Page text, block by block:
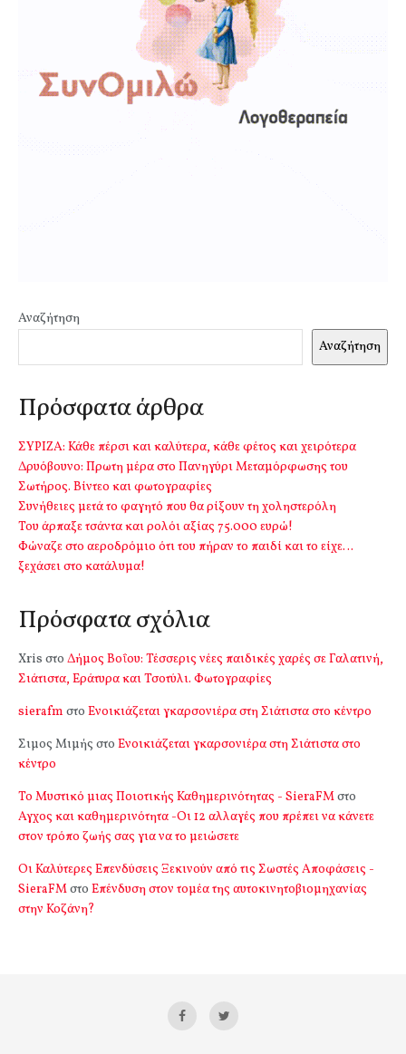
Αναζήτηση
Αναζήτηση
Πρόσφατα άρθρα
ΣΥΡΙΖΑ: Κάθε πέρσι και καλύτερα, κάθε φέτος και χειρότερα
Δρυόβουνο: Πρωτη μέρα στο Πανηγύρι Μεταμόρφωσης του
Σωτήρος. Βίντεο και φωτογραφίες
Συνήθειες μετά το φαγητό που θα ρίξουν τη χοληστερόλη
Του άρπαξε τσάντα και ρολόι αξίας 75.000 ευρώ!
Φώναζε στο αεροδρόμιο ότι του πήραν το παιδί και το είχε…
ξεχάσει στο κατάλυμα!
Πρόσφατα σχόλια
Xris στο Δήμος Βοΐου: Τέσσερις νέες παιδικές χαρές σε Γαλατινή,
Σιάτιστα, Εράτυρα και Τσοτύλι. Φωτογραφίες
sierafm στο Ενοικιάζεται γκαρσονιέρα στη Σιάτιστα στο κέντρο
Σιμος Μιμής στο Ενοικιάζεται γκαρσονιέρα στη Σιάτιστα στο
κέντρο
Το Μυστικό μιας Ποιοτικής Καθημερινότητας - SieraFMστο
Αγχος και καθημερινότητα -Οι 12 αλλαγές που πρέπει να κάνετε
στον τρόπο ζωής σας για να το μειώσετε
Οι Καλύτερες Επενδύσεις Ξεκινούν από τις Σωστές Αποφάσεις -
SieraFMστο Επένδυση στον τομέα της αυτοκινητοβιομηχανίας
στην Κοζάνη?